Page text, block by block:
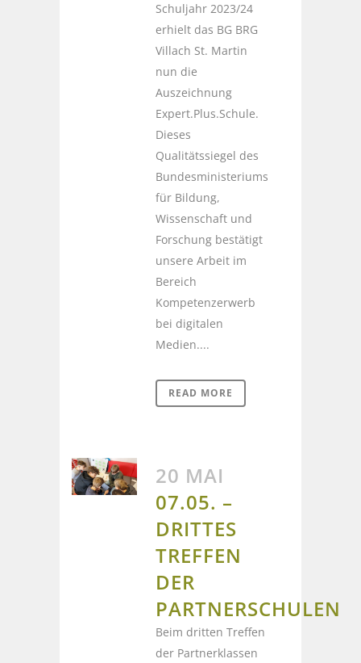
Schuljahr 2023/24
erhielt das BG BRG
Villach St. Martin
nun die
Auszeichnung
Expert.Plus.Schule.
Dieses
Qualitätssiegel des
Bundesministeriums
für Bildung,
Wissenschaft und
Forschung bestätigt
unsere Arbeit im
Bereich
Kompetenzerwerb
bei digitalen
Medien....
READ MORE
20 MAI
07.05. –
DRITTES
TREFFEN
DER
PARTNERSCHULEN
Beim dritten Treffen
der Partnerklassen